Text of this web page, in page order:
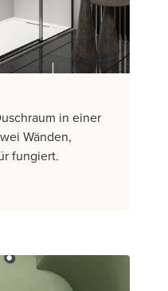
in einer
Wänden,
fungiert.